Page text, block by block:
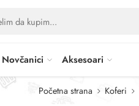
Novčanici Aksesoari
Početna strana Koferi